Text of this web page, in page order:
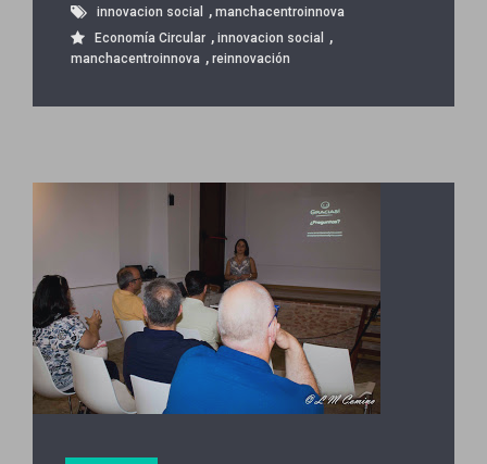
innovacion social
, manchacentroinnova
Economía Circular , innovacion social ,
manchacentroinnova , reinnovación